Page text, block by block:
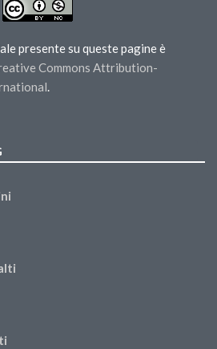
presente su queste pagine è
Commons Attribution-
.